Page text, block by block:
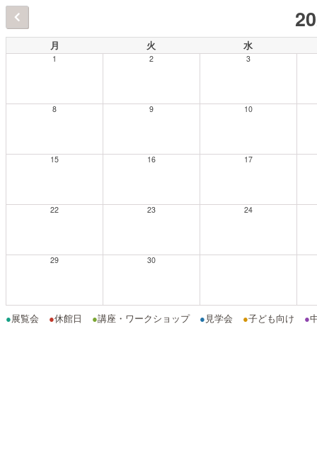
月 火 水
1 2 3
8 9 10
15 16 17
22 23 24
29 30
●展覧会 ●休館日 ●講座・ワークショップ ● 見学会 ●子ども向け ●